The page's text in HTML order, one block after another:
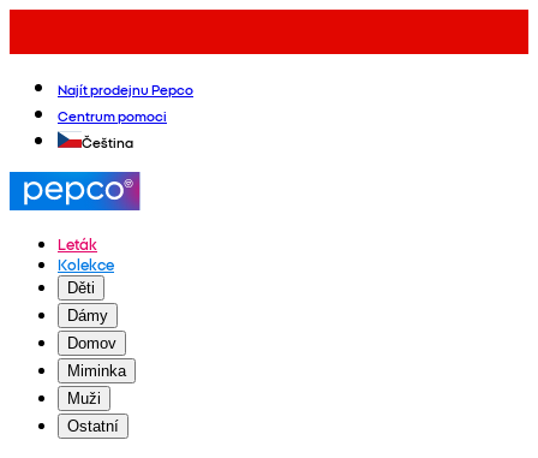
Najít prodejnu Pepco
Centrum pomoci
Čeština
Leták
Kolekce
Děti
Dámy
Domov
Miminka
Muži
Ostatní